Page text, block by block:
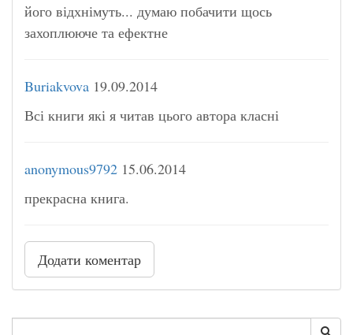
його відхнімуть... думаю побачити щось
захоплююче та ефектне
Buriakvova 19.09.2014
Всі книги які я читав цього автора класні
anonymous9792 15.06.2014
прекрасна книга.
Додати коментар